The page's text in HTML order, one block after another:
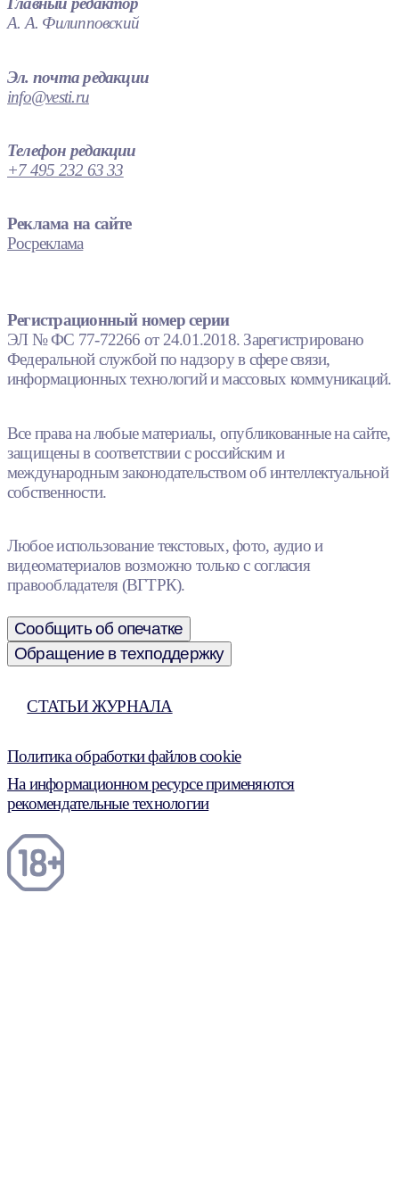
А. А. Филипповский
Эл. почта редакции
info@vesti.ru
Телефон редакции
+7 495 232 63 33
Реклама на сайте
Росреклама
Регистрационный номер серии
ЭЛ № ФС 77-72266 от 24.01.2018. Зарегистрировано
Федеральной службой по надзору в сфере связи,
информационных технологий и массовых коммуникаций.
Все права на любые материалы, опубликованные на сайте,
защищены в соответствии с российским и
международным законодательством об интеллектуальной
собственности.
Любое использование текстовых, фото, аудио и
видеоматериалов возможно только с согласия
правообладателя (ВГТРК).
Сообщить об опечатке
Обращение в техподдержку
СТАТЬИ ЖУРНАЛА
Политика обработки файлов cookie
На информационном ресурсе применяются
рекомендательные технологии